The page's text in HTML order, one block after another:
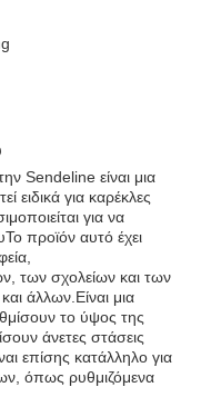
Sendeline είναι μια
ειδικά για καρέκλες
για να
προϊόν αυτό έχει
των σχολείων και των
άλλων.Είναι μια
το ύψος της
άνετες στάσεις
επίσης κατάλληλο για
όπως ρυθμιζόμενα